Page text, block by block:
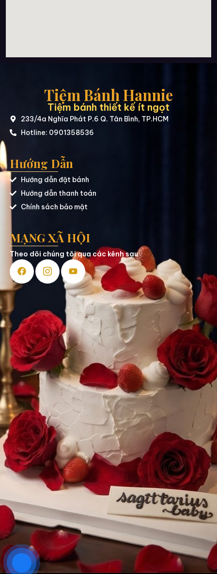
Tiệm Bánh Hannie
Tiệm bánh thiết kế ít ngọt
233/4a Nghĩa Phát P.6 Q. Tân Bình, TP.HCM
Hotline: 0901358536
Hướng Dẫn
Hướng dẫn đặt bánh
Hướng dẫn thanh toán
Chính sách bảo mật
MẠNG XÃ HỘI
Theo dõi chúng tôi qua các kênh sau